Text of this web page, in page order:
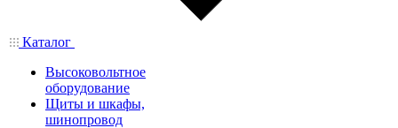
Каталог
Высоковольтное
оборудование
Щиты и шкафы,
шинопровод